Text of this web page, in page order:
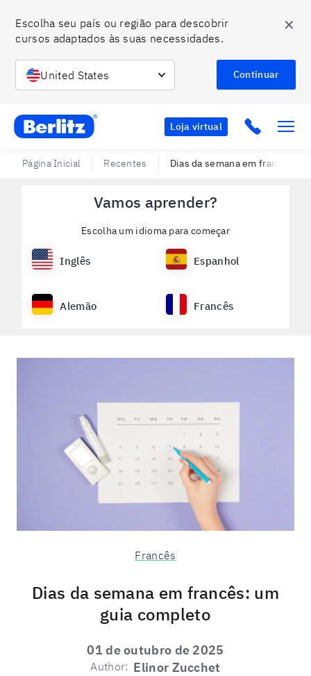
Escolha seu país ou região para descobrir
cursos adaptados às suas necessidades.
United States Continuar
✕
Berlitz BR Loja virtual Click to
Página Inicial Recentes Dias da semana em francês:
Vamos aprender?
Escolha um idioma para começar
Inglês Espanhol
Alemão Francês
Francês
Dias da semana em francês: um
guia completo
01 de outubro de 2025
Author: Elinor Zucchet